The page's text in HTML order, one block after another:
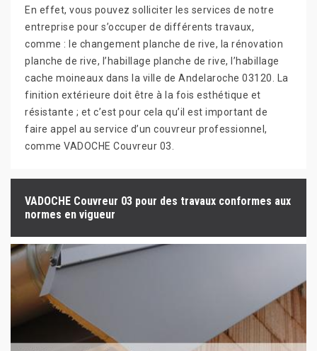
En effet, vous pouvez solliciter les services de notre
entreprise pour s’occuper de différents travaux,
comme : le changement planche de rive, la rénovation
planche de rive, l’habillage planche de rive, l’habillage
cache moineaux dans la ville de Andelaroche 03120. La
finition extérieure doit être à la fois esthétique et
résistante ; et c’est pour cela qu’il est important de
faire appel au service d’un couvreur professionnel,
comme VADOCHE Couvreur 03.
VADOCHE Couvreur 03 pour des travaux conformes aux
normes en vigueur